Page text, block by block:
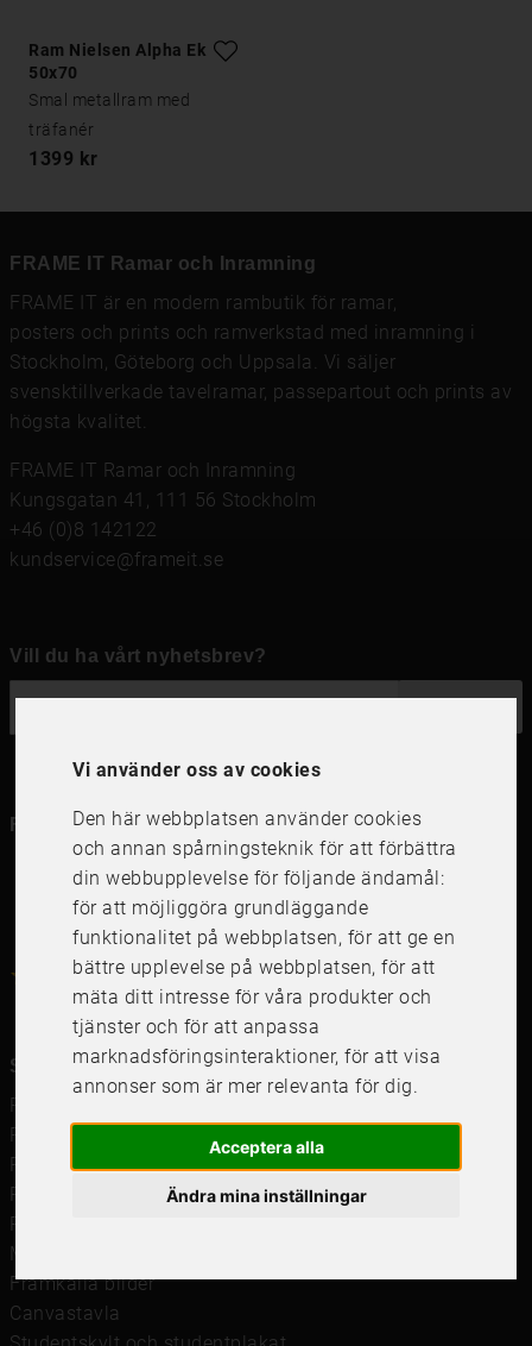
Vi använder oss av cookies
Den här webbplatsen använder cookies
och annan spårningsteknik för att förbättra
din webbupplevelse för följande ändamål:
för att möjliggöra grundläggande
funktionalitet på webbplatsen, för att ge en
bättre upplevelse på webbplatsen,för att
mäta ditt intresse för våra produkter och
tjänster och för att anpassa
marknadsföringsinteraktioner,för att visa
annonser som är mer relevanta för dig.
Acceptera alla
Ändra mina inställningar
Ram Nielsen Alpha Ek
50x70
Smal metallram med
träfanér
1399 kr
FRAME IT Ramar och Inramning
FRAME IT är en modern rambutik för ramar
posters och prints och ramverkstad med inramning i
Stockholm, Göteborg och Uppsala. Vi säljer
svensktillverkade tavelramar, passepartout och prints av
högsta kvalitet.
FRAME IT Ramar och Inramning
Kungsgatan 41, 111 56 Stockholm
+46 (0)8 142122
kundservice@frameit.se
Vill du ha vårt nyhetsbrev?
Följ oss i dina kanaler
4.64.6 / 5 1000+Recensioner
Snabblänkar
Ramar
Ramar till Samsung The Frame
Ramverkstad & inramning
Passepartout
Posters
Måttbeställd passepartout
Framkalla bilder
Canvastavla